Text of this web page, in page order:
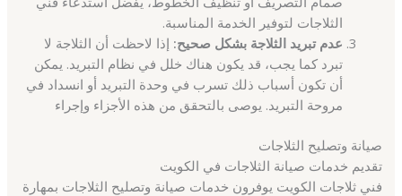
الثلاجات لتوفير الخدمة المناسبة.
عدم تبريد الثلاجة بشكل صحيح: إذا لاحظت أن الثلاجة لا
تبرد كما يجب، قد يكون هناك خلل في نظام التبريد. يمكن
أن تكون أسباب ذلك تسرب في وحدة التبريد أو انسداد في
مروحة التبريد. يوصى بالتحقق من هذه الأجزاء وإجراء
صيانة وتصليح الثلاجات
تقديم خدمات صيانة الثلاجات في الكويت
فني ثلاجات الكويت يوفرون خدمات صيانة وتصليح الثلاجات بمهارة